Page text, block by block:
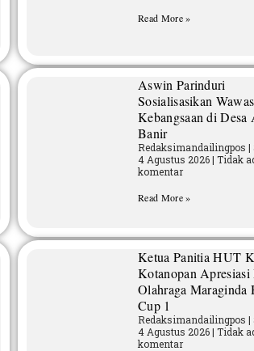
Read More »
Aswin Parinduri
Sosialisasikan
Kebangsaan di Desa
Banir
Redaksimandailingpos
4 Agustus 2026 Tidak
komentar
Read More »
Ketua Panitia HUT
Kotanopan Apresiasi
Olahraga Maraginda
Cup 1
Redaksimandailingpos
4 Agustus 2026 Tidak
komentar